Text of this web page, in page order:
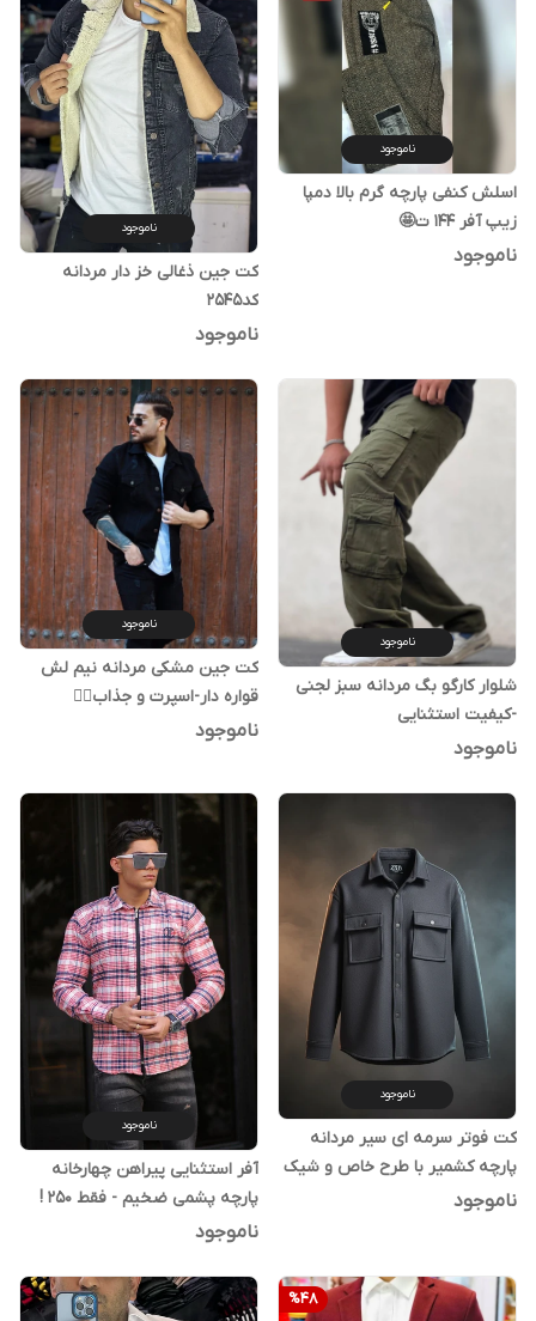
ناموجود
اسلش کنفی پارچه گرم بالا دمپا
زیپ آفر ۱۴۴ ت🤩
ناموجود
ناموجود
کت جین ذغالی خز دار مردانه
کد2545
ناموجود
ناموجود
شلوار کارگو بگ مردانه سبز لجنی
-کیفیت استثنایی
ناموجود
ناموجود
کت جین مشکی مردانه نیم لش
قواره دار-اسپرت و جذاب❤️‍🔥
ناموجود
ناموجود
کت فوتر سرمه ای سیر مردانه
پارچه کشمیر با طرح خاص و شیک
- ضخیم پارچه کشمیر | کالکشن
ناموجود
ناموجود
آفر استثنایی پیراهن چهارخانه
پارچه پشمی ضخیم - فقط 250 !
ناموجود
%48